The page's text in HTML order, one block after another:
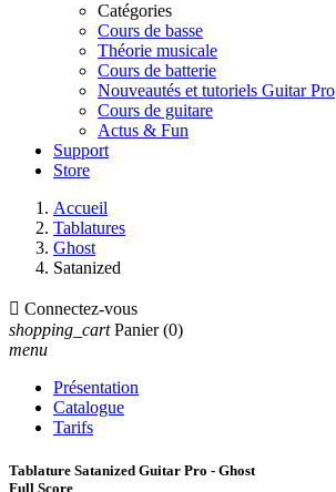
Catégories
Cours de basse
Théorie musicale
Cours de batterie
Nouveautés et tutoriels Guitar Pro
Cours de guitare
Actus & Fun
Support
Store
Accueil
Tablatures
Ghost
Satanized
 Connectez-vous
shopping_cart Panier (0)
menu
Présentation
Catalogue
Tarifs
Tablature Satanized Guitar Pro - Ghost
Full Score